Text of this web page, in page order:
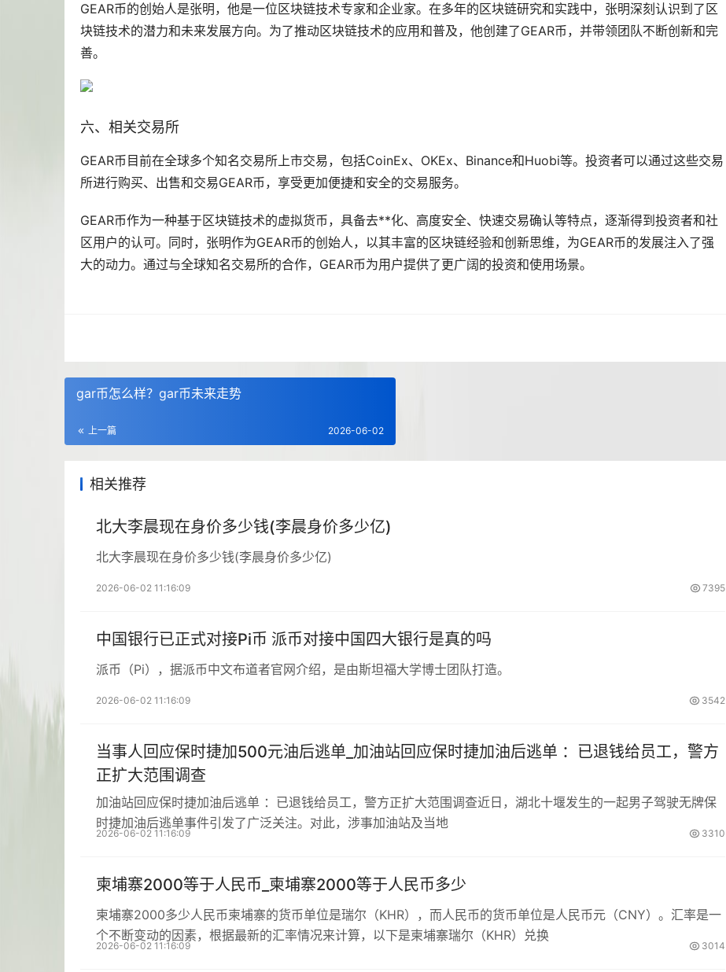
GEAR币的创始人是张明，他是一位区块链技术专家和企业家。在多年的区块链研究和实践中，张明深刻认识到了区
块链技术的潜力和未来发展方向。为了推动区块链技术的应用和普及，他创建了GEAR币，并带领团队不断创新和完
善。
六、相关交易所
GEAR币目前在全球多个知名交易所上市交易，包括CoinEx、OKEx、Binance和Huobi等。投资者可以通过这些交易
所进行购买、出售和交易GEAR币，享受更加便捷和安全的交易服务。
GEAR币作为一种基于区块链技术的虚拟货币，具备去**化、高度安全、快速交易确认等特点，逐渐得到投资者和社
区用户的认可。同时，张明作为GEAR币的创始人，以其丰富的区块链经验和创新思维，为GEAR币的发展注入了强
大的动力。通过与全球知名交易所的合作，GEAR币为用户提供了更广阔的投资和使用场景。
gar币怎么样？gar币未来走势
上一篇 2026-06-02
相关推荐
北大李晨现在身价多少钱(李晨身价多少亿)
北大李晨现在身价多少钱(李晨身价多少亿)
2026-06-02 11:16:09 7395
中国银行已正式对接Pi币 派币对接中国四大银行是真的吗
派币（Pi），据派币中文布道者官网介绍，是由斯坦福大学博士团队打造。
2026-06-02 11:16:09 3542
当事人回应保时捷加500元油后逃单_加油站回应保时捷加油后逃单 ：已退钱给员工，警方
正扩大范围调查
加油站回应保时捷加油后逃单 ：已退钱给员工，警方正扩大范围调查近日，湖北十堰发生的一起男子驾驶无牌保
时捷加油后逃单事件引发了广泛关注。对此，涉事加油站及当地
2026-06-02 11:16:09 3310
柬埔寨2000等于人民币_柬埔寨2000等于人民币多少
柬埔寨2000多少人民币柬埔寨的货币单位是瑞尔（KHR），而人民币的货币单位是人民币元（CNY）。汇率是一
个不断变动的因素，根据最新的汇率情况来计算，以下是柬埔寨瑞尔（KHR）兑换
2026-06-02 11:16:09 3014